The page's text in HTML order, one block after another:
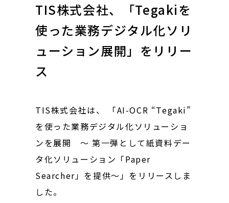
TIS株式会社、「Tegakiを
使った業務デジタル化ソリ
ューション展開」をリリー
ス
TIS株式会社は、 「AI-OCR “Tegaki”
を使った業務デジタル化ソリューショ
ンを展開 ～ 第一弾として紙資料デー
タ化ソリューション「Paper
Searcher」を提供～」をリリースしま
した。